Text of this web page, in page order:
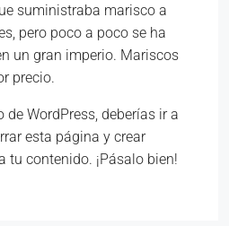
suministraba marisco a
pero poco a poco se ha
un gran imperio. Mariscos
precio.
de WordPress, deberías ir a
esta página y crear
tu contenido. ¡Pásalo bien!